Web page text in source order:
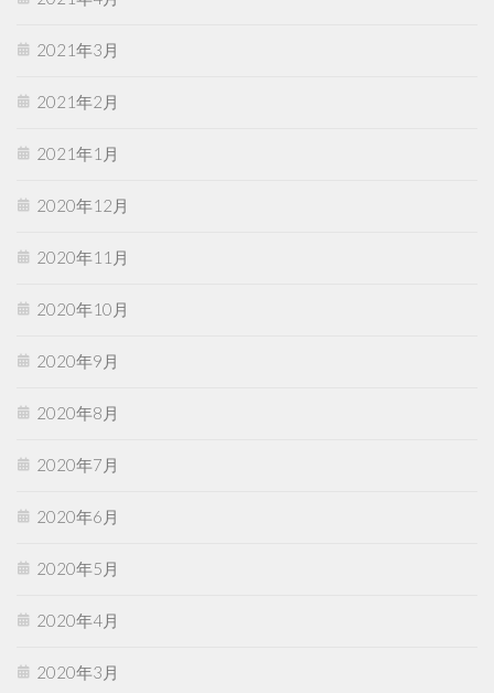
2021年3月
2021年2月
2021年1月
2020年12月
2020年11月
2020年10月
2020年9月
2020年8月
2020年7月
2020年6月
2020年5月
2020年4月
2020年3月